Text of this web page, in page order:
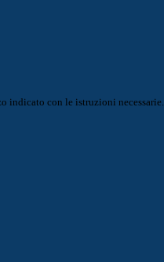
indicato con le istruzioni necessarie.